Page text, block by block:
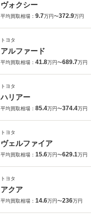
ヴォクシー
平均買取相場： 9.7万円〜372.9万円
トヨタ
アルファード
平均買取相場： 41.8万円〜689.7万円
トヨタ
ハリアー
平均買取相場： 85.4万円〜374.4万円
トヨタ
ヴェルファイア
平均買取相場： 15.6万円〜629.1万円
トヨタ
アクア
平均買取相場： 14.6万円〜236万円